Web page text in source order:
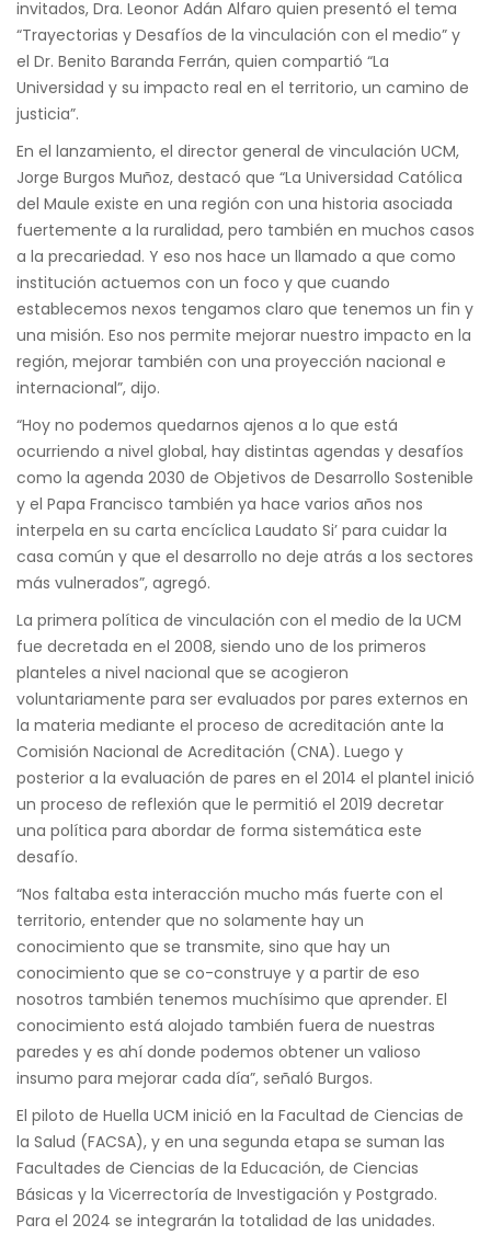
invitados, Dra. Leonor Adán Alfaro quien presentó el tema
“Trayectorias y Desafíos de la vinculación con el medio” y
el Dr. Benito Baranda Ferrán, quien compartió “La
Universidad y su impacto real en el territorio, un camino de
justicia”.
En el lanzamiento, el director general de vinculación UCM,
Jorge Burgos Muñoz, destacó que “La Universidad Católica
del Maule existe en una región con una historia asociada
fuertemente a la ruralidad, pero también en muchos casos
a la precariedad. Y eso nos hace un llamado a que como
institución actuemos con un foco y que cuando
establecemos nexos tengamos claro que tenemos un fin y
una misión. Eso nos permite mejorar nuestro impacto en la
región, mejorar también con una proyección nacional e
internacional”, dijo.
“Hoy no podemos quedarnos ajenos a lo que está
ocurriendo a nivel global, hay distintas agendas y desafíos
como la agenda 2030 de Objetivos de Desarrollo Sostenible
y el Papa Francisco también ya hace varios años nos
interpela en su carta encíclica Laudato Si’ para cuidar la
casa común y que el desarrollo no deje atrás a los sectores
más vulnerados”, agregó.
La primera política de vinculación con el medio de la UCM
fue decretada en el 2008, siendo uno de los primeros
planteles a nivel nacional que se acogieron
voluntariamente para ser evaluados por pares externos en
la materia mediante el proceso de acreditación ante la
Comisión Nacional de Acreditación (CNA). Luego y
posterior a la evaluación de pares en el 2014 el plantel inició
un proceso de reflexión que le permitió el 2019 decretar
una política para abordar de forma sistemática este
desafío.
“Nos faltaba esta interacción mucho más fuerte con el
territorio, entender que no solamente hay un
conocimiento que se transmite, sino que hay un
conocimiento que se co-construye y a partir de eso
nosotros también tenemos muchísimo que aprender. El
conocimiento está alojado también fuera de nuestras
paredes y es ahí donde podemos obtener un valioso
insumo para mejorar cada día”, señaló Burgos.
El piloto de Huella UCM inició en la Facultad de Ciencias de
la Salud (FACSA), y en una segunda etapa se suman las
Facultades de Ciencias de la Educación, de Ciencias
Básicas y la Vicerrectoría de Investigación y Postgrado.
Para el 2024 se integrarán la totalidad de las unidades.